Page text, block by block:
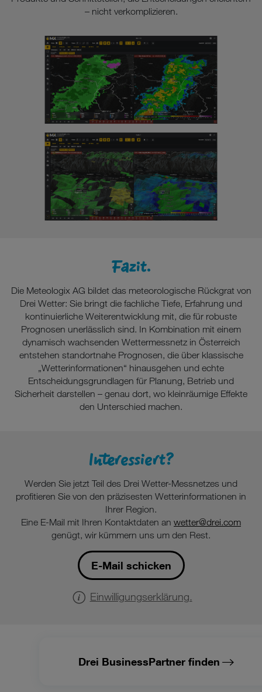
– nicht verkomplizieren.
Fazit.
Die Meteologix AG bildet das meteorologische Rückgrat von
Drei Wetter: Sie bringt die fachliche Tiefe, Erfahrung und
kontinuierliche Weiterentwicklung mit, die für robuste
Prognosen unerlässlich sind. In Kombination mit einem
dynamisch wachsenden Wettermessnetz in Österreich
entstehen standortnahe Prognosen, die über klassische
„Wetterinformationen“ hinausgehen und echte
Entscheidungsgrundlagen für Planung, Betrieb und
Sicherheit darstellen – genau dort, wo kleinräumige Effekte
den Unterschied machen.
Interessiert?
Werden Sie jetzt Teil des Drei Wetter-Messnetzes und
profitieren Sie von den präzisesten Wetterinformationen in
Ihrer Region.
Eine E-Mail mit Ihren Kontaktdaten an wetter@drei.com
genügt, wir kümmern uns um den Rest.
E-Mail schicken
Einwilligungserklärung.
Drei BusinessPartner finden